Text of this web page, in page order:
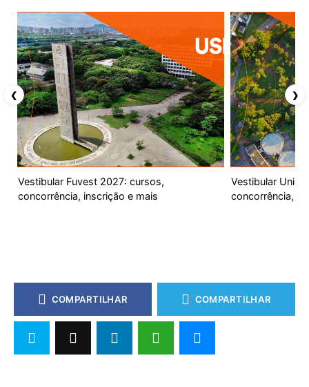
Vestibular Fuvest 2027: cursos,
concorrência, inscrição e mais
Vestibular
concorrência,
❮ ❯
COMPARTILHAR COMPARTILHAR